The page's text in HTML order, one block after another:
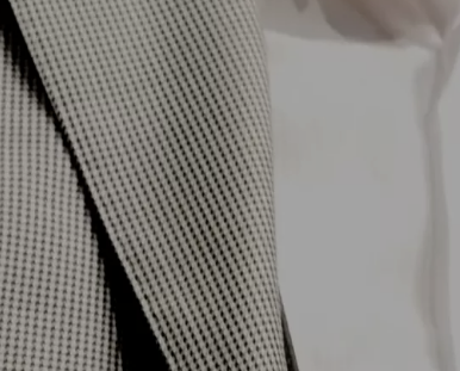
ス
キ
ッ
プ